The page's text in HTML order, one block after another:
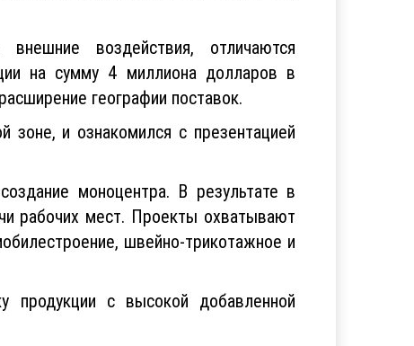
воздействия, отличаются
на сумму 4 миллиона долларов в
географии поставок.
зоне, и ознакомился с презентацией
моноцентра. В результате в
рабочих мест. Проекты охватывают
швейно-трикотажное и
продукции с высокой добавленной